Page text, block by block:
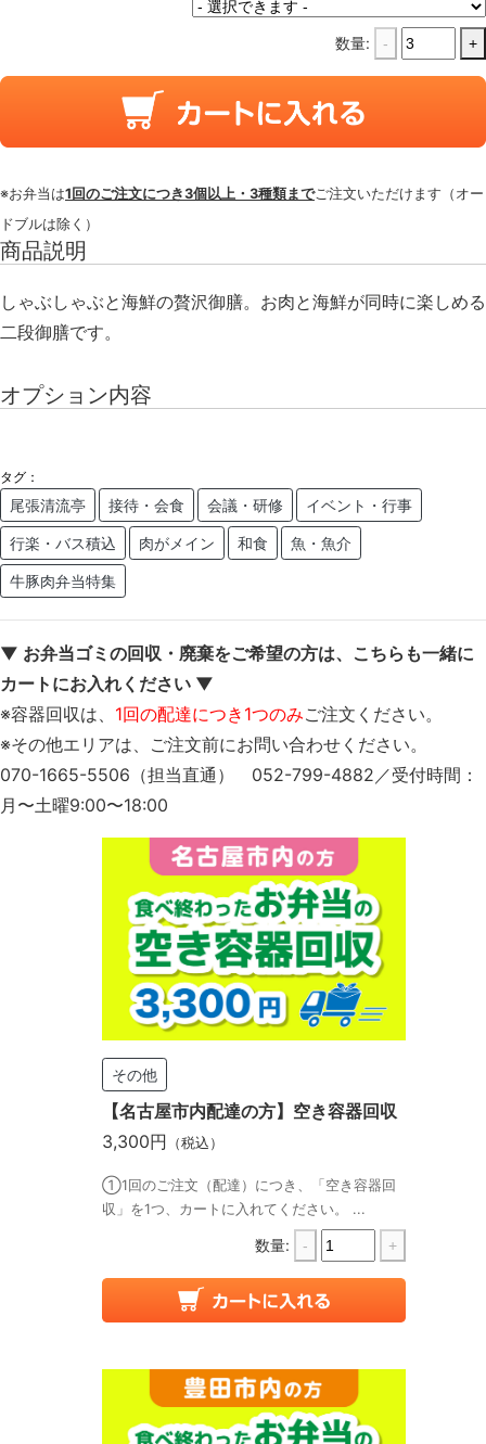
数量: - +
※お弁当は1回のご注文につき3個以上・3種類までご注文いただけます（オー
ドブルは除く）
商品説明
しゃぶしゃぶと海鮮の贅沢御膳。お肉と海鮮が同時に楽しめる
二段御膳です。
オプション内容
タグ：
尾張清流亭 接待・会食 会議・研修 イベント・行事
行楽・バス積込 肉がメイン 和食 魚・魚介
牛豚肉弁当特集
▼ お弁当ゴミの回収・廃棄をご希望の方は、こちらも一緒に
カートにお入れください ▼
※容器回収は、 1回の配達につき1つのみご注文ください。
※その他エリアは、ご注文前にお問い合わせください。
070-1665-5506（担当直通） 052-799-4882／受付時間：
月〜土曜9:00〜18:00
その他
【名古屋市内配達の方】空き容器回収
3,300円 （税込）
①1回のご注文（配達）につき、「空き容器回
収」を1つ、カートに入れてください。 ...
数量: - +